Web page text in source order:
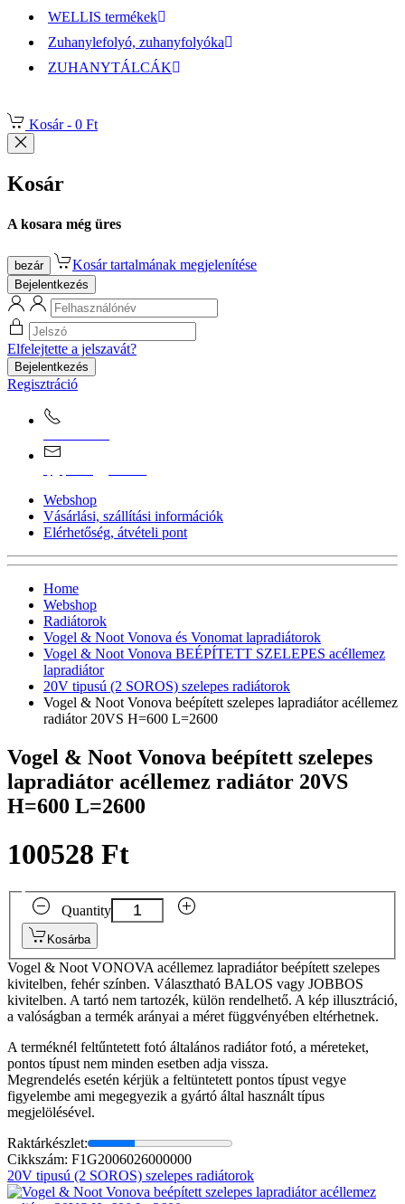
WELLIS termékek
Zuhanylefolyó, zuhanyfolyóka
ZUHANYTÁLCÁK
Kosár - 0 Ft
Kosár
A kosara még üres
bezár Kosár tartalmának megjelenítése
Bejelentkezés
Elfelejtette a jelszavát?
Bejelentkezés
Regisztráció
Webshop
Vásárlási, szállítási információk
Elérhetőség, átvételi pont
Home
Webshop
Radiátorok
Vogel & Noot Vonova és Vonomat lapradiátorok
Vogel & Noot Vonova BEÉPÍTETT SZELEPES acéllemez
lapradiátor
20V tipusú (2 SOROS) szelepes radiátorok
Vogel & Noot Vonova beépített szelepes lapradiátor acéllemez
radiátor 20VS H=600 L=2600
Vogel & Noot Vonova beépített szelepes
lapradiátor acéllemez radiátor 20VS
H=600 L=2600
100528 Ft
Quantity
Kosárba
Vogel & Noot VONOVA acéllemez lapradiátor beépített szelepes
kivitelben, fehér színben. Választható BALOS vagy JOBBOS
kivitelben. A tartó nem tartozék, külön rendelhető. A kép illusztráció,
a valóságban a termék arányai a méret függvényében eltérhetnek.
A terméknél feltűntetett fotó általános radiátor fotó, a méreteket,
pontos típust nem minden esetben adja vissza.
Megrendelés esetén kérjük a feltüntetett pontos típust vegye
figyelembe ami megegyezik a gyártó által használt típus
megjelölésével.
Raktárkészlet:
Cikkszám: F1G2006026000000
20V tipusú (2 SOROS) szelepes radiátorok